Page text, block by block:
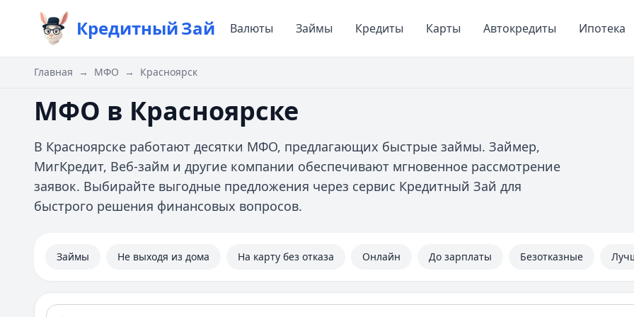
КредитныйЗай Валюты Займы Кредиты Карты Автокредиты Ипотека
Главная → МФО → Красноярск
МФО в Красноярске
В Красноярске работают десятки МФО, предлагающих быстрые займы. Займер,
МигКредит, Веб-займ и другие компании обеспечивают мгновенное рассмотрение
заявок. Выбирайте выгодные предложения через сервис Кредитный Зай для
быстрого решения финансовых вопросов.
Займы Не выходя из дома На карту без отказа Онлайн До зарплаты Безотказные